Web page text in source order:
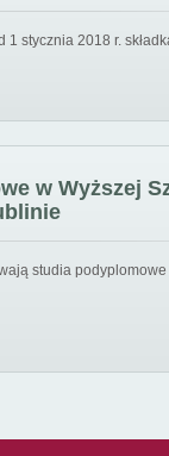
stycznia 2018 r.
w Wyższej
studia